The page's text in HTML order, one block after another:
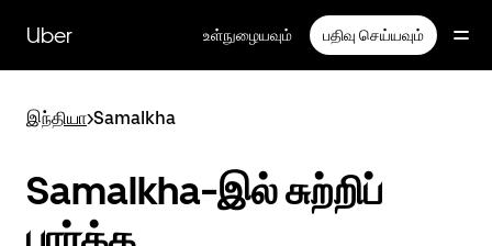
பக்கத்திற்குச்
செல்லவும்
Uber உள்நுழையவும் பதிவு செய்யவும்
இந்தியா>Samalkha
Samalkha-இல் சுற்றிப்